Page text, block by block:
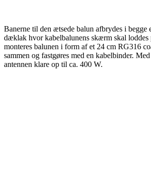
Banerne til den ætsede balun afbrydes i begge
dæklak hvor kabelbalunens skærm skal loddes
monteres balunen i form af et 24 cm RG316
sammen og fastgøres med en kabelbinder.
antennen klare op til ca. 400 W.